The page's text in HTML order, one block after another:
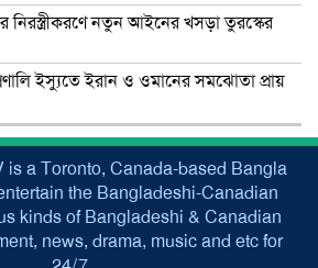
নিরস্ত্রীকরণে নতুন আইনের খসড়া তুরস্কের
ইস্যুতে ইরান ও ওমানের সমঝোতা প্রায়
is a Toronto, Canada-based Bangla
the Bangladeshi-Canadian
kinds of Bangladeshi & Canadian
news, drama, music and etc for